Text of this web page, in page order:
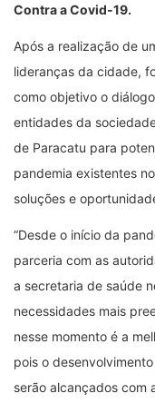
Contra a Covid-19.
Após a realização de
lideranças da cidade,
como objetivo o
entidades da
de Paracatu para
pandemia existentes
soluções e
“Desde o início da
parceria com as
a secretaria de saúde
necessidades mais
nesse momento é a
pois o
serão alcançados com